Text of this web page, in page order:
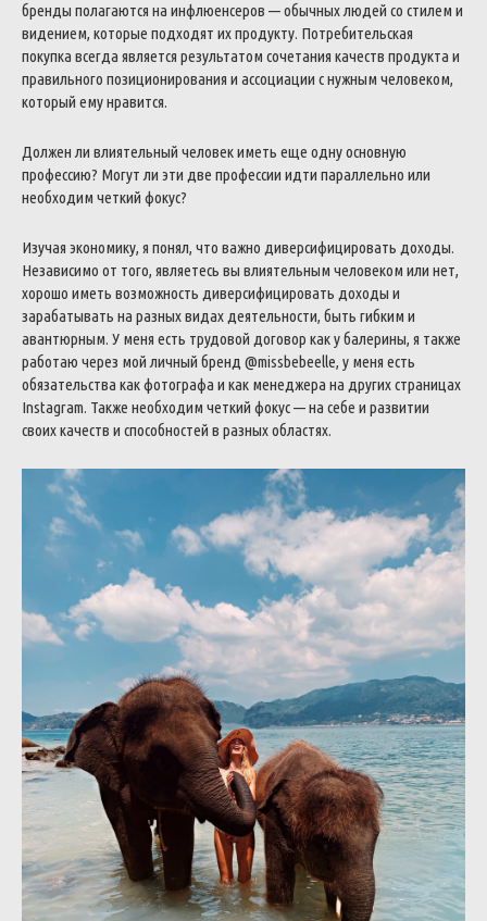
бренды полагаются на инфлюенсеров — обычных людей со стилем и
видением, которые подходят их продукту. Потребительская
покупка всегда является результатом сочетания качеств продукта и
правильного позиционирования и ассоциации с нужным человеком,
который ему нравится.
Должен ли влиятельный человек иметь еще одну основную
профессию? Могут ли эти две профессии идти параллельно или
необходим четкий фокус?
Изучая экономику, я понял, что важно диверсифицировать доходы.
Независимо от того, являетесь вы влиятельным человеком или нет,
хорошо иметь возможность диверсифицировать доходы и
зарабатывать на разных видах деятельности, быть гибким и
авантюрным. У меня есть трудовой договор как у балерины, я также
работаю через мой личный бренд @missbebeelle, у меня есть
обязательства как фотографа и как менеджера на других страницах
Instagram. Также необходим четкий фокус — на себе и развитии
своих качеств и способностей в разных областях.